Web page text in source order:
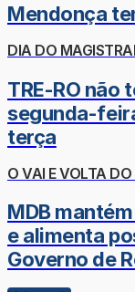
Mendonça
DIA DO
TRE-RO não
segunda-
terça
O VAI E VOLTA
MDB
e alimenta
Governo de